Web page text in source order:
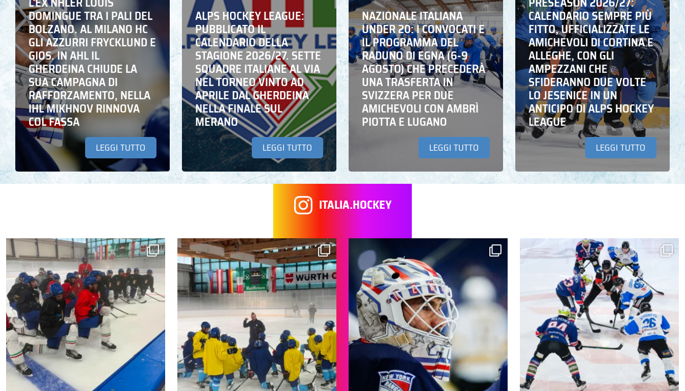
DOMINGUE TRA I PALI DEL
BOLZANO. AL MILANO HC
GLI AZZURRI FRYCKLUND E
GIOS. IN AHL IL
GHERDEINA CHIUDE LA
SUA CAMPAGNA DI
RAFFORZAMENTO, NELLA
IHL MIKHNOV RINNOVA
COL FASSA
LEGGI TUTTO
ALPS HOCKEY LEAGUE:
PUBBLICATO IL
CALENDARIO DELLA
STAGIONE 2026/27. SETTE
SQUADRE ITALIANE AL VIA
NEL TORNEO VINTO AD
APRILE DAL GHERDEINA
NELLA FINALE SUL
MERANO
LEGGI TUTTO
NAZIONALE ITALIANA
UNDER 20: I CONVOCATI E
IL PROGRAMMA DEL
RADUNO DI EGNA (6-9
AGOSTO) CHE PRECEDERÀ
UNA TRASFERTA IN
SVIZZERA PER DUE
AMICHEVOLI CON AMBRÌ
PIOTTA E LUGANO
LEGGI TUTTO
CALENDARIO SEMPRE PIÙ
FITTO, UFFICIALIZZATE LE
AMICHEVOLI DI CORTINA E
ALLEGHE, CON GLI
AMPEZZANI CHE
SFIDERANNO DUE VOLTE
LO JESENICE IN UN
ANTICIPO DI ALPS HOCKEY
LEAGUE
LEGGI TUTTO
ITALIA.HOCKEY